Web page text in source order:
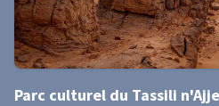
Parc culturel du Tassili